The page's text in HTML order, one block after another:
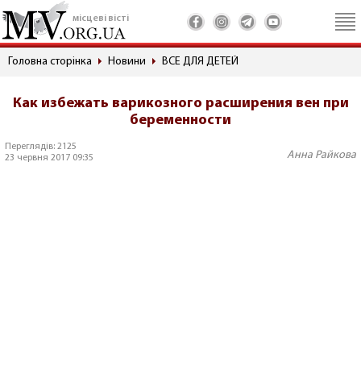
місцеві вісті
Головна сторінка Новини ВСЕ ДЛЯ ДЕТЕЙ
Как избежать варикозного расширения вен при
беременности
Переглядів: 2125
23 червня 2017 09:35
Анна Райкова